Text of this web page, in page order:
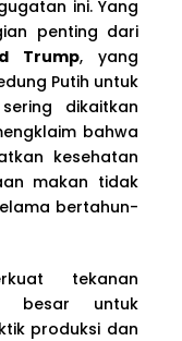
ini. Yang
penting dari
Trump, yang
Putih untuk
dikaitkan
bahwa
kesehatan
makan tidak
bertahun-
tekanan
besar untuk
produksi dan